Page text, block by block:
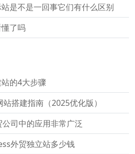
是不是一回事它们有什么区别
了吗
的4大步骤
搭建指南（2025优化版）
司中的应用非常广泛
外贸独立站多少钱